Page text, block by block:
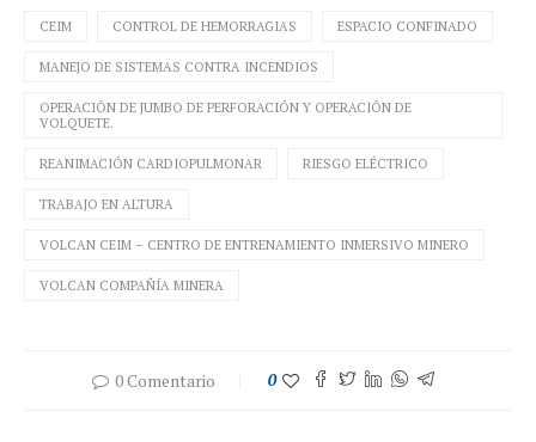
CEIM CONTROL DE HEMORRAGIAS ESPACIO CONFINADO
MANEJO DE SISTEMAS CONTRA INCENDIOS
OPERACIÓN DE JUMBO DE PERFORACIÓN Y OPERACIÓN DE
VOLQUETE.
REANIMACIÓN CARDIOPULMONAR RIESGO ELÉCTRICO
TRABAJO EN ALTURA
VOLCAN CEIM – CENTRO DE ENTRENAMIENTO INMERSIVO MINERO
VOLCAN COMPAÑÍA MINERA
0 Comentario 0